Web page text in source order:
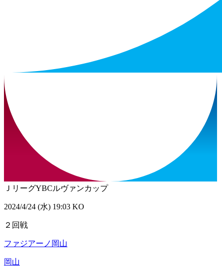
ＪリーグYBCルヴァンカップ
2024/4/24 (水) 19:03 KO
２回戦
ファジアーノ岡山
岡山